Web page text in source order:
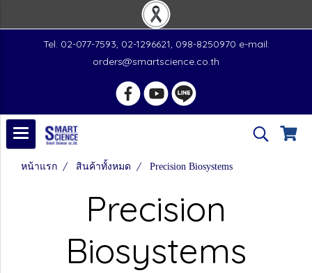
Tel. 02-077-7593, 02-1296621, 098-8250970 e-mail:
orders@smartscience.co.th
หน้าแรก สินค้าทั้งหมด Precision Biosystems
Precision
Biosystems